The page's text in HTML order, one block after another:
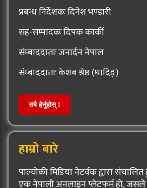
प्रबन्ध निर्देशकः दिनेश भण्डारी
सह-सम्पादकः दिपक कार्की
संम्बाददाताः जनार्दन नेपाल
संम्बाददाताः केशब श्रेष्ठ (धादिङ्)
सबै हेर्नुहोस् !
हाम्रो बारे
पाल्चोकी मिडिया नेटर्वक द्वारा
एक नेपाली अनलाइन प्लेटफर्म हो, जसले